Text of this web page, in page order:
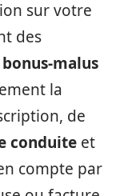
sur votre
des
bonus-malus
la
de
conduite et
compte par